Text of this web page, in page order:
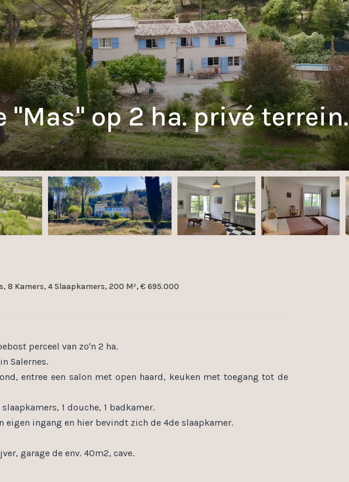
"Mas" op 2 ha. privé terrein.
8 Kamers, 4 Slaapkamers, 200 M², € 695.000
perceel van zo'n 2 ha.
Salernes.
entree een salon met open haard, keuken met toegang tot de
1 douche, 1 badkamer.
eigen ingang en hier bevindt zich de 4de slaapkamer.
garage de env. 40m2, cave.